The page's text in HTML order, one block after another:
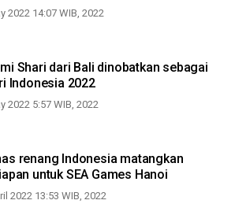
2022 14:07 WIB, 2022
Shari dari Bali dinobatkan sebagai
Indonesia 2022
2022 5:57 WIB, 2022
renang Indonesia matangkan
untuk SEA Games Hanoi
2022 13:53 WIB, 2022